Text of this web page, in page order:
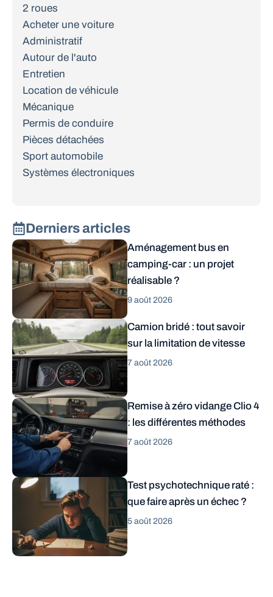
2 roues
Acheter une voiture
Administratif
Autour de l'auto
Entretien
Location de véhicule
Mécanique
Permis de conduire
Pièces détachées
Sport automobile
Systèmes électroniques
Derniers articles
Aménagement bus en
camping-car : un projet
réalisable ?
9 août 2026
Camion bridé : tout savoir
sur la limitation de vitesse
7 août 2026
Remise à zéro vidange Clio 4
: les différentes méthodes
7 août 2026
Test psychotechnique raté :
que faire après un échec ?
5 août 2026